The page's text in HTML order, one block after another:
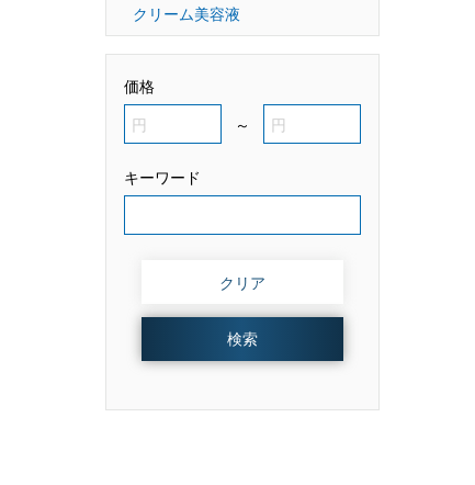
クリーム美容液
価格
～
キーワード
クリア
検索